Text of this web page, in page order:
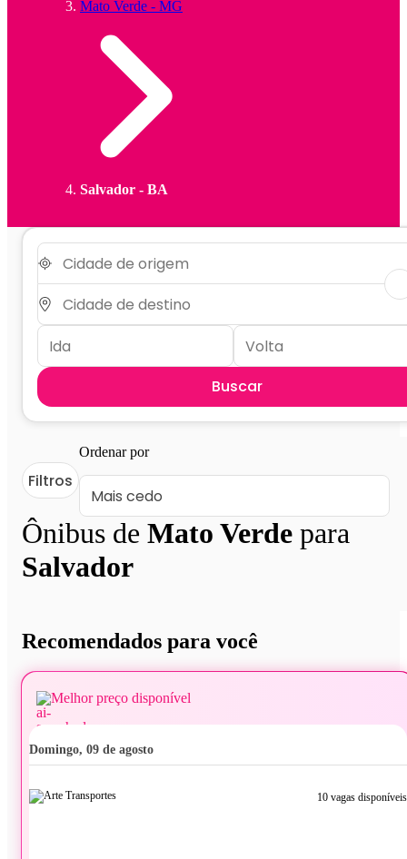
Mato Verde - MG
Salvador - BA
Buscar
Ônibus de Mato Verde para
Salvador
Filtros
Ordenar por
Recomendados para você
Melhor preço disponível
domingo, 09 de agosto
10 vagas disponíveis